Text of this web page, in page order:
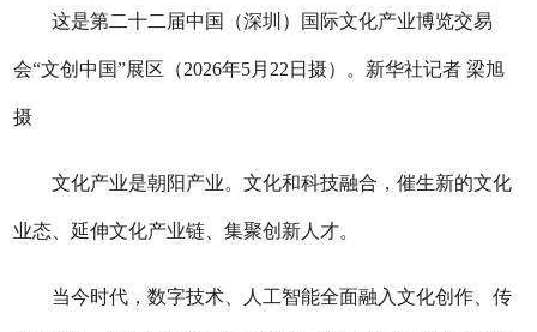
这是第二十二届中国（深圳）国际文化产业博览交易
会“文创中国”展区（2026年5月22日摄）。新华社记者 梁旭
摄
文化产业是朝阳产业。文化和科技融合，催生新的文化
业态、延伸文化产业链、集聚创新人才。
当今时代，数字技术、人工智能全面融入文化创作、传